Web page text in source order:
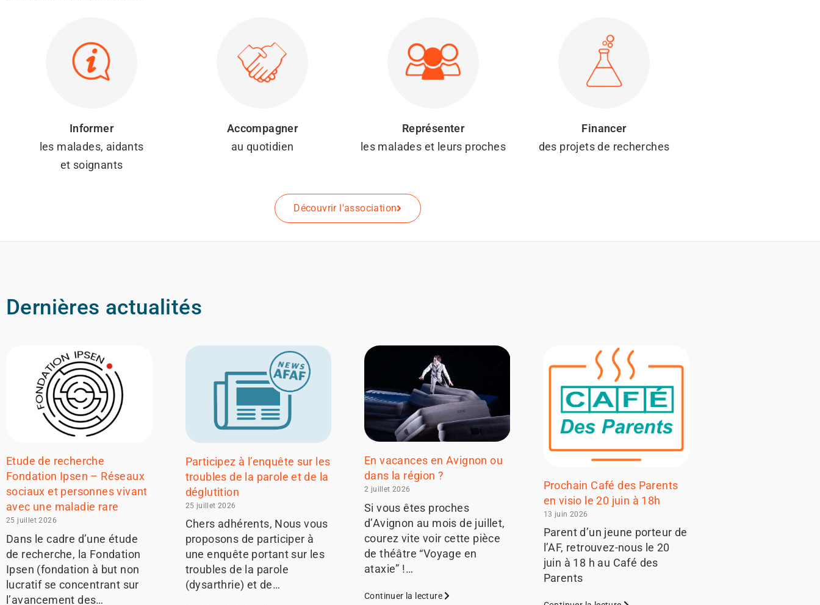
Informer
les malades, aidants
et soignants
Accompagner
au quotidien
Représenter
les malades et leurs proches
Financer
des projets de recherches
Découvrir l'association
Dernières actualités
Etude de recherche
Fondation Ipsen – Réseaux
sociaux et personnes vivant
avec une maladie rare
25 juillet 2026
Dans le cadre d’une étude
de recherche, la Fondation
Ipsen (fondation à but non
lucratif se concentrant sur
l’avancement des…
Participez à l’enquête sur les
troubles de la parole et de la
déglutition
25 juillet 2026
Chers adhérents, Nous vous
proposons de participer à
une enquête portant sur les
troubles de la parole
(dysarthrie) et de…
En vacances en Avignon ou
dans la région ?
2 juillet 2026
Si vous êtes proches
d’Avignon au mois de juillet,
courez vite voir cette pièce
de théâtre “Voyage en
ataxie” !…
Continuer la lecture
Prochain Café des Parents
en visio le 20 juin à 18h
13 juin 2026
Parent d’un jeune porteur de
l’AF, retrouvez-nous le 20
juin à 18 h au Café des
Parents